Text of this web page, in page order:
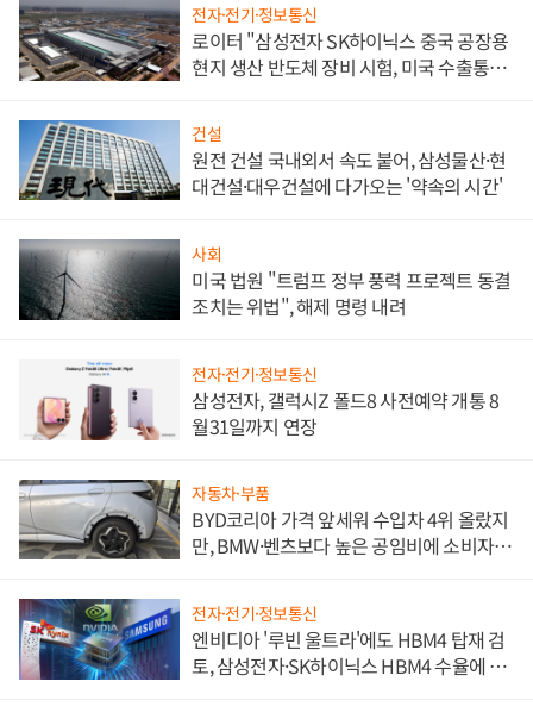
전자·전기·정보통신
로이터 "삼성전자 SK하이닉스 중국 공장용
현지 생산 반도체 장비 시험, 미국 수출통제
건설
원전 건설 국내외서 속도 붙어, 삼성물산·현
대건설·대우건설에 다가오는 '약속의 시간'
사회
미국 법원 "트럼프 정부 풍력 프로젝트 동결
조치는 위법", 해제 명령 내려
전자·전기·정보통신
삼성전자, 갤럭시Z 폴드8 사전예약 개통 8
월31일까지 연장
자동차·부품
BYD코리아 가격 앞세워 수입차 4위 올랐지
만, BMW·벤츠보다 높은 공임비에 소비자
전자·전기·정보통신
엔비디아 '루빈 울트라'에도 HBM4 탑재 검
토, 삼성전자·SK하이닉스 HBM4 수율에 주